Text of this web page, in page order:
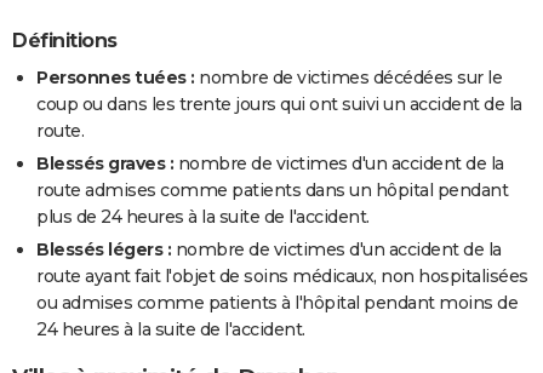
Définitions
Personnes tuées : nombre de victimes décédées sur le
coup ou dans les trente jours qui ont suivi un accident de la
route.
Blessés graves : nombre de victimes d'un accident de la
route admises comme patients dans un hôpital pendant
plus de 24 heures à la suite de l'accident.
Blessés légers : nombre de victimes d'un accident de la
route ayant fait l'objet de soins médicaux, non hospitalisées
ou admises comme patients à l'hôpital pendant moins de
24 heures à la suite de l'accident.